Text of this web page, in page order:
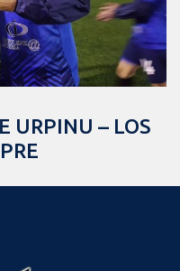
URPINU – LOS